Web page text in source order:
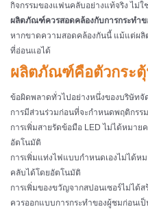
กิจกรรมของแฟนคลับอย่างแท้จริง ไม่ใ
ผลิตภัณฑ์ควรสอดคล้องกับการกระทำข
หากขาดความสอดคล้องกันนี้ แม้แต่ผลิ
ที่อ่อนแอได้
ผลิตภัณฑ์คือตัวกระ
ข้อผิดพลาดทั่วไปอย่างหนึ่งของบริษัทจั
การมีส่วนร่วมก่อนที่จะกำหนดพฤติกรร
การเพิ่มสายรัดข้อมือ LED ไม่ได้หมาย
อัตโนมัติ
การเพิ่มแท่งไฟแบบกำหนดเองไม่ได้
คลับได้โดยอัตโนมัติ
การเพิ่มของขวัญจากสปอนเซอร์ไม่ได้
ควรออกแบบการกระทำของผู้ชมก่อนเ